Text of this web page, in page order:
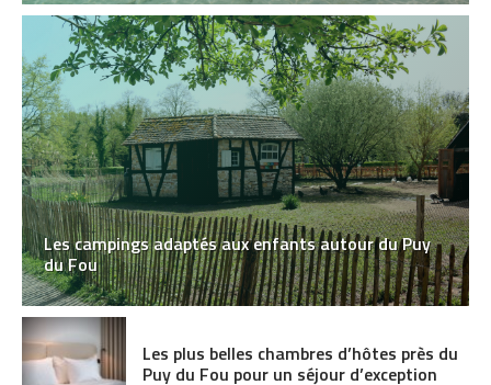
Les campings adaptés aux enfants autour du Puy
du Fou
Les plus belles chambres d’hôtes près du
Puy du Fou pour un séjour d’exception